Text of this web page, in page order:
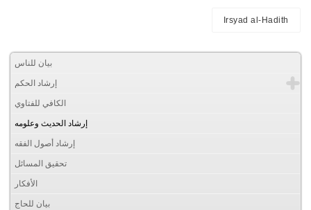
Irsyad al-Hadith
بيان للناس
إرشاد الحكم
الكافي للفتاوي
إرشاد الحديث وعلومه
إرشاد أصول الفقه
تحقيق المسائل
الأفكار
بيان للحاج